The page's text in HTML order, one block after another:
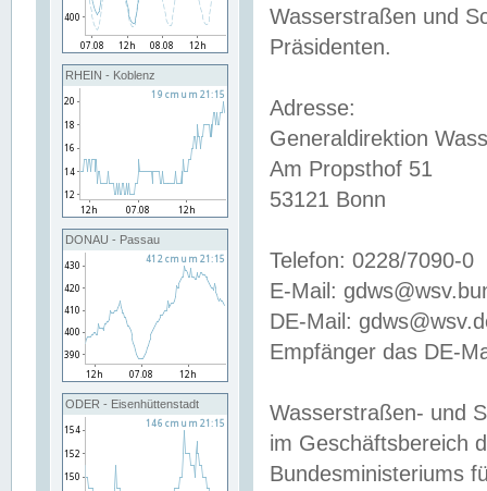
RHEIN - Koblenz
DONAU - Passau
ODER - Eisenhüttenstadt
Wasserstraßen und
Präsidenten.
Adresse:
Generaldirektion
Am Propsthof 51
53121 Bonn
Telefon: 0228/7090-0
E-Mail:
DE-Mail:
Empfänger das DE-
Wasserstraßen- und
im Geschäftsbereich
Bundesministeriums